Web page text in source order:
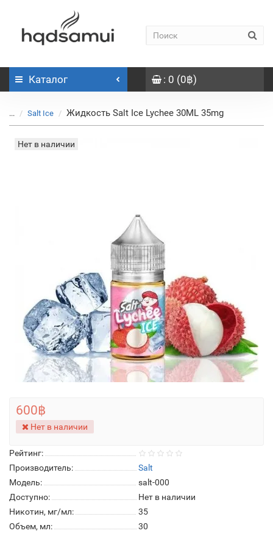
Каталог : 0 (0฿)
... Salt Ice Жидкость Salt Ice Lychee 30ML 35mg
Нет в наличии
Рейтинг:
Производитель:
Salt
Модель:
salt-000
Доступно:
Нет в наличии
Никотин, мг/мл:
35
Объем, мл:
30
600฿
Нет в наличии